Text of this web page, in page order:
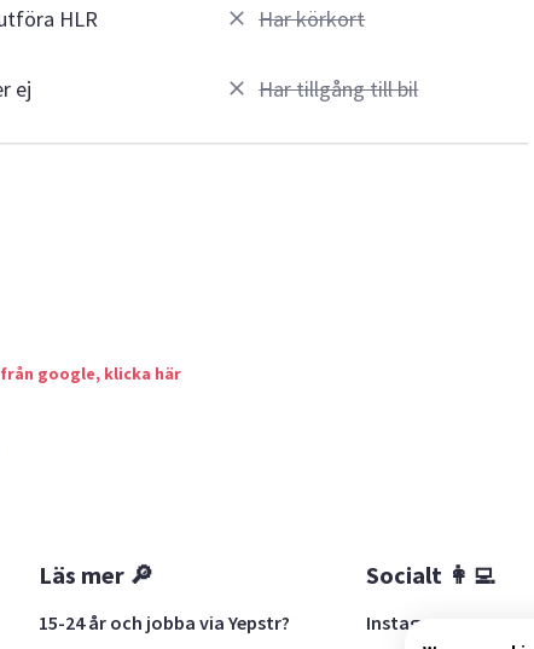
HLR
ej
Har körkort
Har tillgång till bil
google, klicka här
Läs mer 🔎
15-24 år och jobba via Yepstr?
Socialt 👩‍💻
Instagram